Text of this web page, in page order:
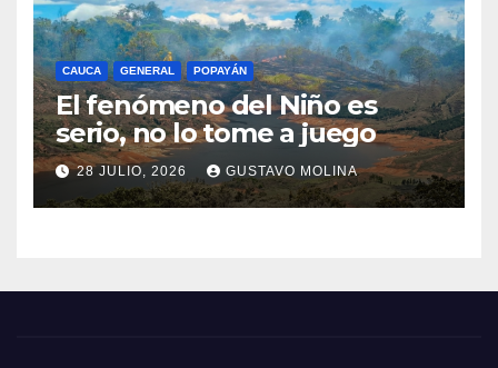
CAUCA GENERAL POPAYÁN
El fenómeno del Niño es
serio, no lo tome a juego
28 JULIO, 2026 GUSTAVO MOLINA